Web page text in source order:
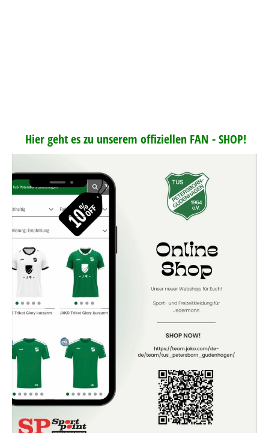
Hier geht es zu unserem offiziellen FAN - SHOP!